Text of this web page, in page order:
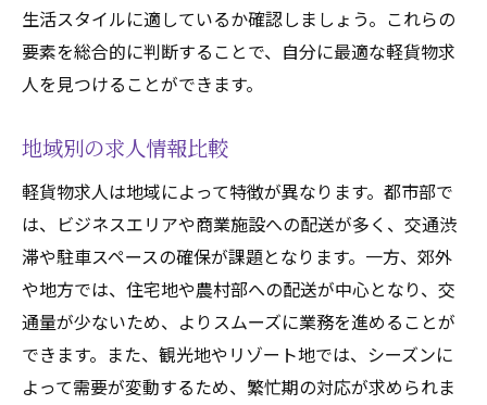
生活スタイルに適しているか確認しましょう。これらの
要素を総合的に判断することで、自分に最適な軽貨物求
人を見つけることができます。
地域別の求人情報比較
軽貨物求人は地域によって特徴が異なります。都市部で
は、ビジネスエリアや商業施設への配送が多く、交通渋
滞や駐車スペースの確保が課題となります。一方、郊外
や地方では、住宅地や農村部への配送が中心となり、交
通量が少ないため、よりスムーズに業務を進めることが
できます。また、観光地やリゾート地では、シーズンに
よって需要が変動するため、繁忙期の対応が求められま